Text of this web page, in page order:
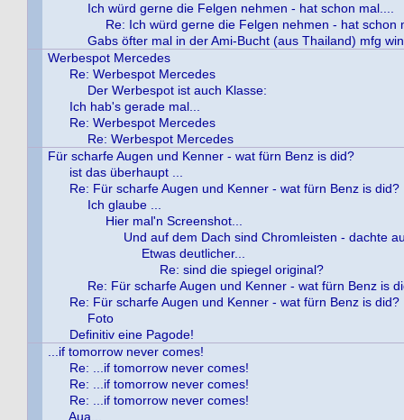
Ich würd gerne die Felgen nehmen - hat schon mal....
Re: Ich würd gerne die Felgen nehmen - hat schon
Gabs öfter mal in der Ami-Bucht (aus Thailand) mfg
Werbespot Mercedes
Re: Werbespot Mercedes
Der Werbespot ist auch Klasse:
Ich hab's gerade mal...
Re: Werbespot Mercedes
Re: Werbespot Mercedes
Für scharfe Augen und Kenner - wat fürn Benz is did?
ist das überhaupt ...
Re: Für scharfe Augen und Kenner - wat fürn Benz is did?
Ich glaube ...
Hier mal'n Screenshot...
Und auf dem Dach sind Chromleisten - dachte
Etwas deutlicher...
Re: sind die spiegel original?
Re: Für scharfe Augen und Kenner - wat fürn Benz is
Re: Für scharfe Augen und Kenner - wat fürn Benz is did?
Foto
Definitiv eine Pagode!
...if tomorrow never comes!
Re: ...if tomorrow never comes!
Re: ...if tomorrow never comes!
Re: ...if tomorrow never comes!
Aua...